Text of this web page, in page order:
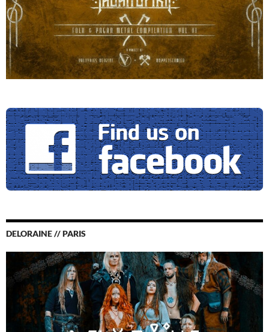
DELORAINE // PARIS